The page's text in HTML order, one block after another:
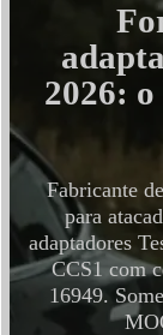
2026:
Fabricante
para
adaptadores
CCS1 com
16949.